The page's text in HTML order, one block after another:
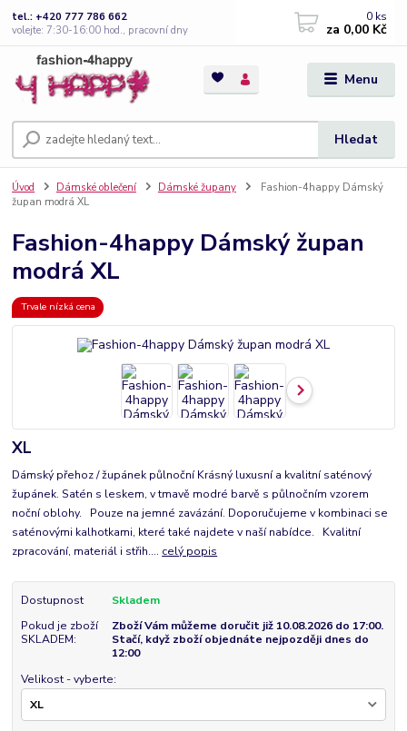
Menu
Hledat
tel.: +420 777 786 662
volejte: 7:30-16:00 hod., pracovní dny
0 ks
za 0,00 Kč
Úvod Dámské oblečení Dámské župany
Fashion-4happy Dámský
župan modrá XL
Fashion-4happy Dámský župan
modrá XL
Trvale nízká cena
XL
Dámský přehoz / župánek půlnoční Krásný luxusní a kvalitní saténový
župánek. Satén s leskem, v tmavě modré barvě s půlnočním vzorem
noční oblohy. Pouze na jemné zavázání. Doporučujeme v kombinaci se
saténovými kalhotkami, které také najdete v naší nabídce. Kvalitní
zpracování, materiál i střih.... celý popis
Dostupnost
Skladem
Pokud je zboží
SKLADEM:
Zboží Vám můžeme doručit již 10.08.2026 do 17:00.
Stačí, když zboží objednáte nejpozději dnes do
12:00
Velikost - vyberte: